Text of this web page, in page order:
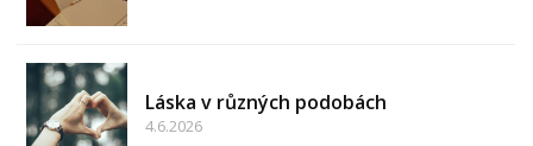
Láska v různých podobách
4.6.2026